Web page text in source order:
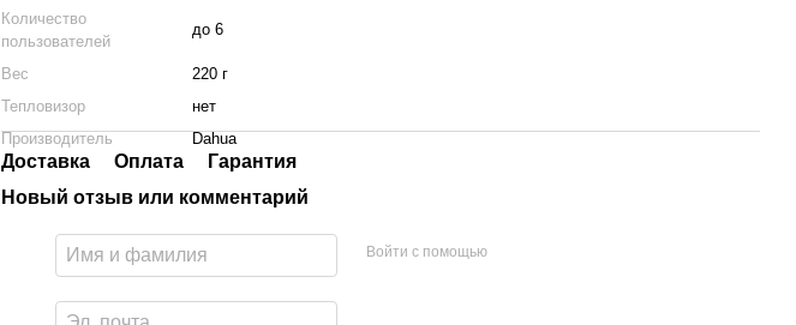
Количество
пользователей
до 6
Вес
220 г
Тепловизор
нет
Производитель
Dahua
Доставка Оплата
Гарантия
Новый отзыв или комментарий
Войти с помощью